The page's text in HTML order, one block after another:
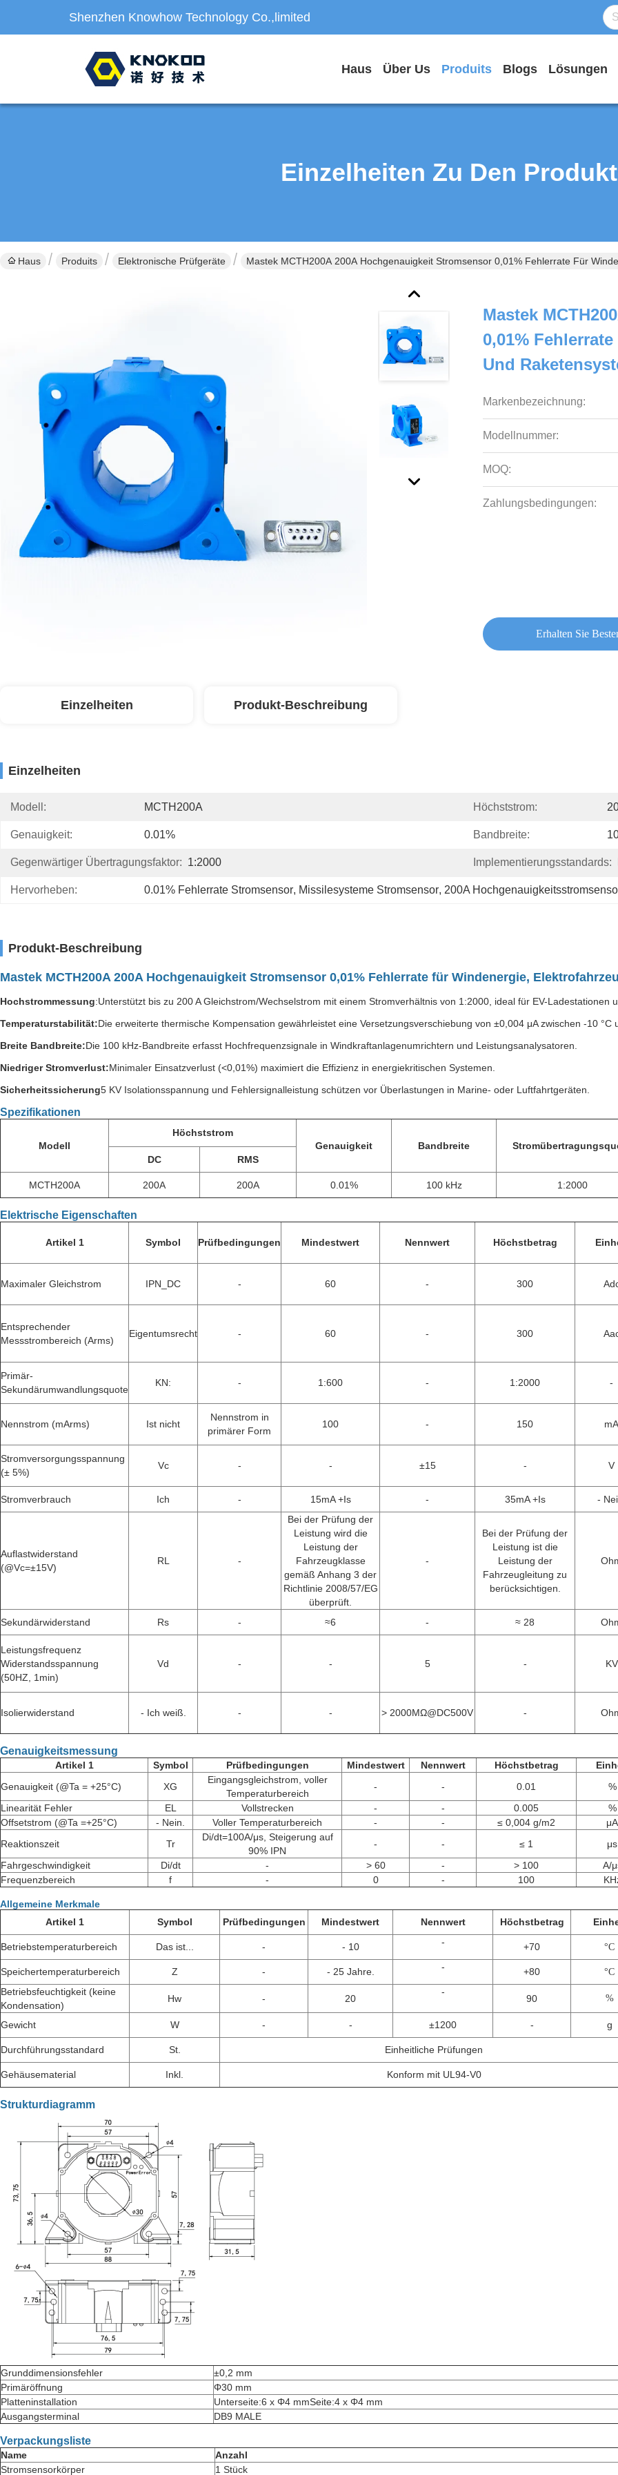
Shenzhen Knowhow Technology Co.,limited
Haus Über Us Produits Blogs Lösungen
Einzelheiten Zu Den
Haus Produits Elektronische Prüfgeräte Mastek MCTH200A 200A Hochgenauigkeit Stromsensor 0,01% Fehlerrate Für
Mastek
0,01%
Und
Markenbezeichnung:
Modellnummer:
MOQ:
Zahlungsbedingungen:
Erhalten Sie
Einzelheiten Produkt-Beschreibung
Einzelheiten
Modell: MCTH200A Höchststrom:
Genauigkeit: 0.01% Bandbreite:
Gegenwärtiger Übertragungsfaktor: 1:2000 Implementierungsstandards:
Hervorheben: 0.01% Fehlerrate Stromsensor, Missilesysteme Stromsensor, 200A
Produkt-Beschreibung
Mastek MCTH200A 200A Hochgenauigkeit Stromsensor 0,01% Fehlerrate für Windenergie,
Hochstrommessung:Unterstützt bis zu 200 A Gleichstrom/Wechselstrom mit einem Stromverhältnis von 1:2000, ideal für EV-Ladestationen
Temperaturstabilität:Die erweiterte thermische Kompensation gewährleistet eine Versetzungsverschiebung von ±0,004 μA zwischen -10 °C
Breite Bandbreite:Die 100 kHz-Bandbreite erfasst Hochfrequenzsignale in Windkraftanlagenumrichtern und Leistungsanalysatoren.
Niedriger Stromverlust:Minimaler Einsatzverlust (<0,01%) maximiert die Effizienz in energiekritischen Systemen.
Sicherheitssicherung5 KV Isolationsspannung und Fehlersignalleistung schützen vor Überlastungen in Marine- oder Luftfahrtgeräten.
Spezifikationen
Modell
Höchststrom
Genauigkeit
Bandbreite
DC
RMS
MCTH200A 200A 200A 0.01% 100 kHz 1:2000
Elektrische Eigenschaften
Artikel 1 Symbol Prüfbedingungen Mindestwert Nennwert Höchstbetrag
Maximaler Gleichstrom IPN_DC - 60 - 300
Entsprechender
Messstrombereich (Arms)
Eigentumsrecht - 60 - 300
Primär-
Sekundärumwandlungsquote
KN: - 1:600 - 1:2000 -
Nennstrom (mArms) Ist nicht
Nennstrom in
primärer Form
100 - 150 mA
Stromversorgungsspannung
(± 5%)
Vc - - ±15 - V
Stromverbrauch Ich - 15mA +Is - 35mA +Is -
Auflastwiderstand
(@Vc=±15V)
RL -
Bei der Prüfung der
Leistung wird die
Leistung der
Fahrzeugklasse
gemäß Anhang 3 der
Richtlinie 2008/57/EG
überprüft.
-
Bei der Prüfung der
Leistung ist die
Leistung der
Fahrzeugleitung zu
berücksichtigen.
Sekundärwiderstand Rs - ≈6 - ≈ 28
Leistungsfrequenz
Widerstandsspannung
(50HZ, 1min)
Vd - - 5 - KV
Isolierwiderstand - Ich weiß. - - > 2000MΩ@DC500V -
Genauigkeitsmessung
Artikel 1 Symbol Prüfbedingungen Mindestwert Nennwert Höchstbetrag
Genauigkeit (@Ta = +25°C)
XG
Eingangsgleichstrom, voller
Temperaturbereich
- - 0.01
%
Linearität Fehler
EL Vollstrecken - - 0.005
%
Offsetstrom (@Ta =+25°C)
- Nein. Voller Temperaturbereich - - ≤ 0,004 g/m2
μA
Reaktionszeit
Tr
Di/dt=100A/μs, Steigerung auf
90% IPN
- - ≤ 1
μs
Fahrgeschwindigkeit
Di/dt - > 60 - > 100
A/
Frequenzbereich
f - 0 - 100
Allgemeine Merkmale
Artikel 1
Symbol Prüfbedingungen Mindestwert Nennwert Höchstbetrag
Betriebstemperaturbereich Das ist... - - 10 - +70 °C
Speichertemperaturbereich Z - - 25 Jahre. - +80 °C
Betriebsfeuchtigkeit (keine
Kondensation)
Hw - 20
-
90 %
Gewicht W - - ±1200 - g
Durchführungsstandard St. Einheitliche Prüfungen
Gehäusematerial Inkl. Konform mit UL94-V0
Strukturdiagramm
Grunddimensionsfehler
±0,2 mm
Primäröffnung
Φ30 mm
Platteninstallation
Unterseite:6 x Φ4 mmSeite:4 x Φ4 mm
Ausgangsterminal
DB9 MALE
Verpackungsliste
Name
Anzahl
Stromsensorkörper
1 Stück